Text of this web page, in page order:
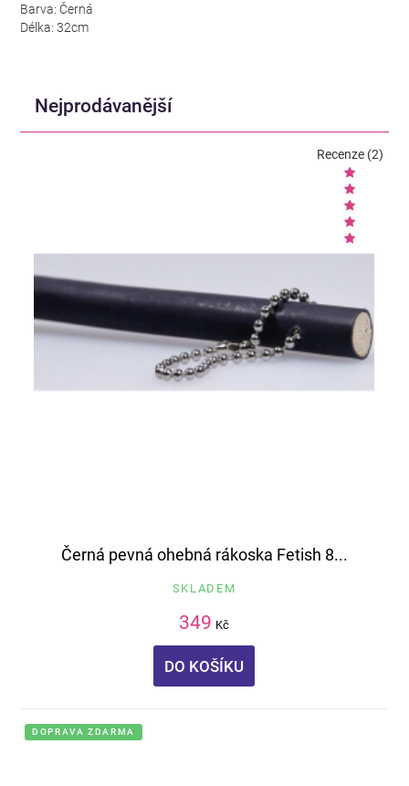
Barva: Černá
Délka: 32cm
Nejprodávanější
Černá pevná ohebná rákoska Fetish 8...
SKLADEM
349 Kč
DO KOŠÍKU
Recenze (2)
DOPRAVA ZDARMA